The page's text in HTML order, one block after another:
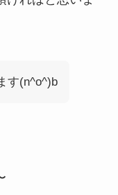
す(n^o^)b